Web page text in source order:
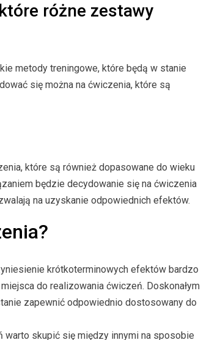
różne zestawy
metody treningowe, które będą w stanie
się można na ćwiczenia, które są
które są również dopasowane do wieku
będzie decydowanie się na ćwiczenia
na uzyskanie odpowiednich efektów.
krótkoterminowych efektów bardzo
do realizowania ćwiczeń. Doskonałym
zapewnić odpowiednio dostosowany do
skupić się między innymi na sposobie